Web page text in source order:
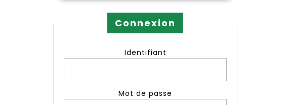
Connexion
Identifiant
Mot de passe